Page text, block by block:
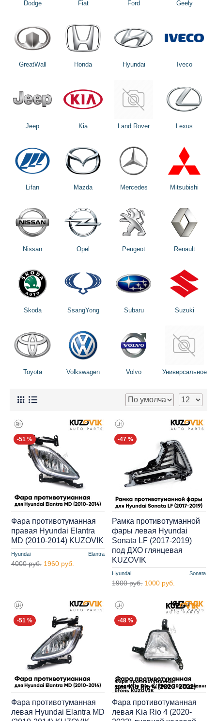
Dodge Fiat Ford Geely
GreatWall Honda Hyundai Iveco
Jeep Kia Land Rover Lexus
Lifan Mazda Mercedes Mitsubishi
Nissan Opel Peugeot Renault
Skoda SsangYong Subaru Suzuki
Toyota Volkswagen Volvo Универсальное
-51 %
Hyundai Elantra
Фара противотуманная
правая Hyundai Elantra
MD (2010-2014) KUZOVIK
4000 руб. 1960 руб.
-47 %
Hyundai Sonata
Рамка противотуманной
фары левая Hyundai
Sonata LF (2017-2019)
под ДХО глянцевая
KUZOVIK
1900 руб. 1000 руб.
-51 %
Фара противотуманная
левая Hyundai Elantra MD
-48 %
Фара противотуманная
левая Kia Rio 4 (2020-